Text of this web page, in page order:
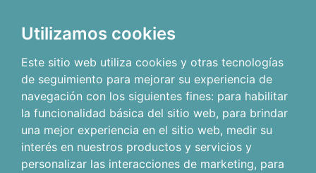
Utilizamos cookies
Este sitio web utiliza cookies y otras tecnologías
de seguimiento para mejorar su experiencia de
navegación con los siguientes fines: para habilitar
la funcionalidad básica del sitio web, para brindar
una mejor experiencia en el sitio web, medir su
interés en nuestros productos y servicios y
personalizar las interacciones de marketing, para